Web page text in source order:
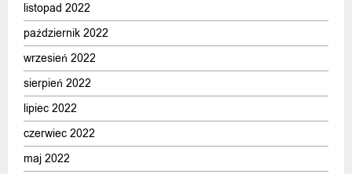
listopad 2022
październik 2022
wrzesień 2022
sierpień 2022
lipiec 2022
czerwiec 2022
maj 2022